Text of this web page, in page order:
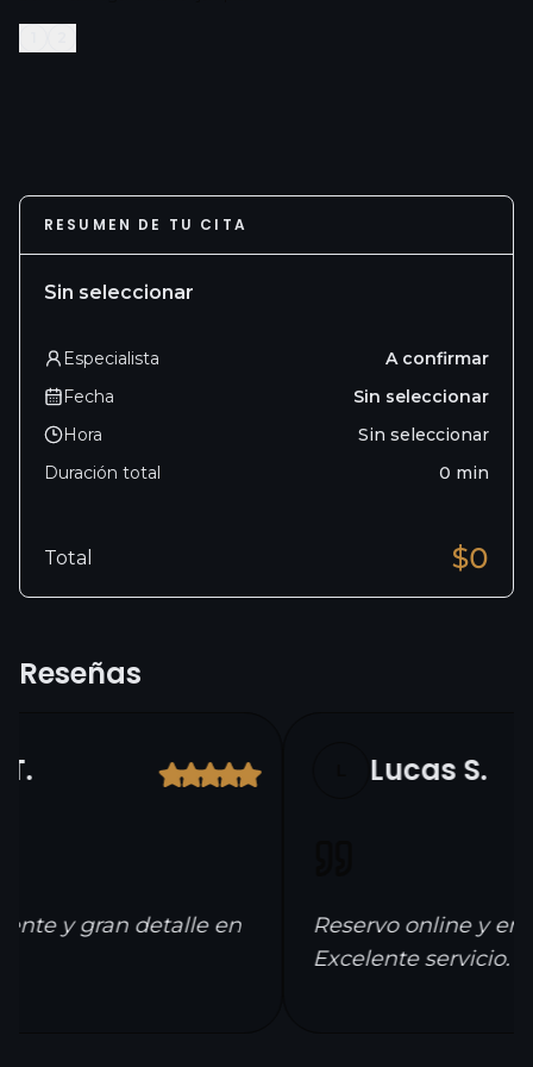
RESUMEN DE TU CITA
Sin seleccionar
Especialista
A confirmar
Fecha
Sin seleccionar
Hora
Sin seleccionar
Duración total
0 min
Total $0
Reseñas
y gran detalle en
Lucas S.
Reservo online y
Excelente servicio.